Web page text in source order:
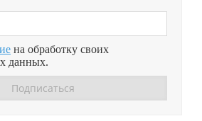
на обработку своих
данных.